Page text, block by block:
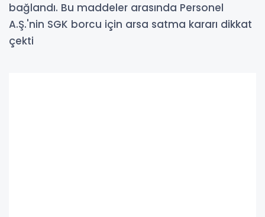
bağlandı. Bu maddeler arasında Personel
A.Ş.'nin SGK borcu için arsa satma kararı dikkat
çekti